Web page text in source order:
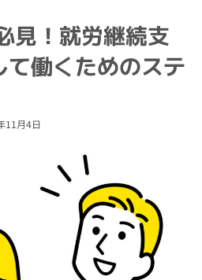
見！就労継続支
働くためのステ
11月4日